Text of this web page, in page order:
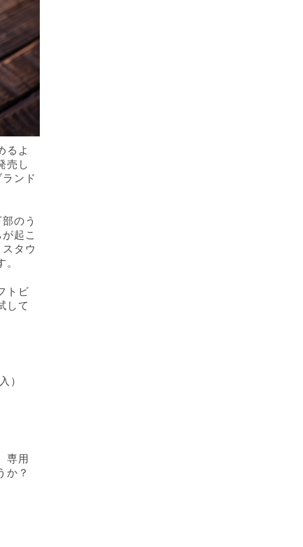
るよ
売し
ンド
のう
起こ
タウ
トビ
して
）
専用
か？